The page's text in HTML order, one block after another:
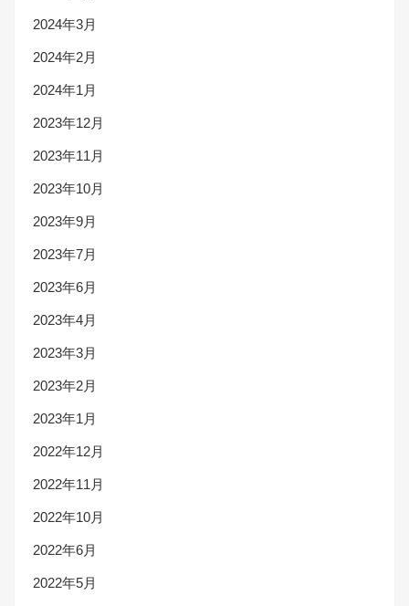
2024年3月
2024年2月
2024年1月
2023年12月
2023年11月
2023年10月
2023年9月
2023年7月
2023年6月
2023年4月
2023年3月
2023年2月
2023年1月
2022年12月
2022年11月
2022年10月
2022年6月
2022年5月